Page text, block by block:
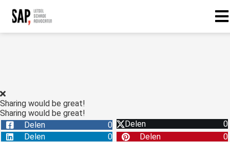
Sharing would be great!
Sharing would be great!
Delen
0 Delen
0
Delen
0 Delen
0